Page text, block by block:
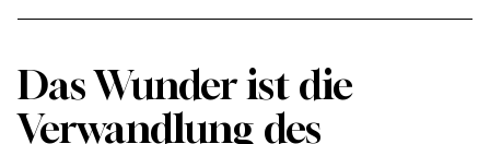
Das Wunder ist die
Verwandlung des